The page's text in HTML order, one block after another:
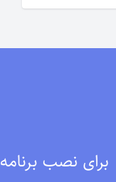
برای نصب